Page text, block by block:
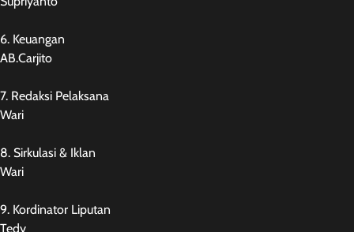
6. Keuangan
AB.Carjito
7. Redaksi Pelaksana
Wari
8. Sirkulasi & Iklan
Wari
9. Kordinator Liputan
Tedy